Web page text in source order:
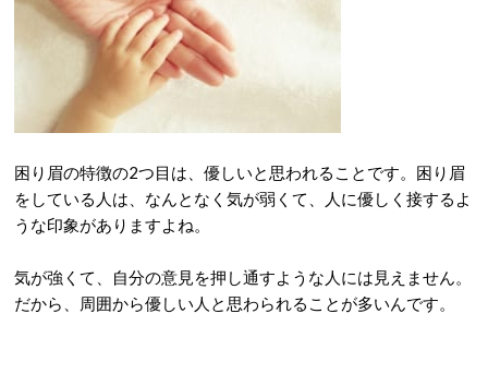
困り眉の特徴の2つ目は、優しいと思われることです。困り眉
をしている人は、なんとなく気が弱くて、人に優しく接するよ
うな印象がありますよね。
気が強くて、自分の意見を押し通すような人には見えません。
だから、周囲から優しい人と思わられることが多いんです。